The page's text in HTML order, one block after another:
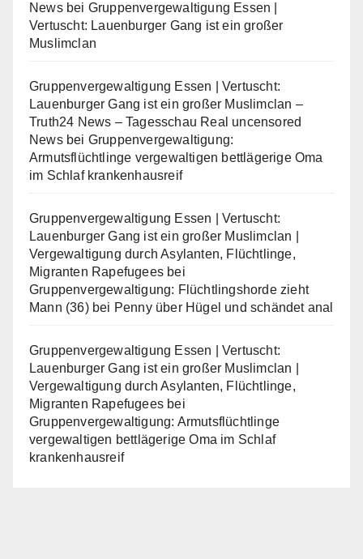
Newsbei Gruppenvergewaltigung Essen |
Vertuscht: Lauenburger Gang ist ein großer
Muslimclan
Gruppenvergewaltigung Essen | Vertuscht:
Lauenburger Gang ist ein großer Muslimclan –
Truth24 News – Tagesschau Real uncensored
Newsbei Gruppenvergewaltigung:
Armutsflüchtlinge vergewaltigen bettlägerige Oma
im Schlaf krankenhausreif
Gruppenvergewaltigung Essen | Vertuscht:
Lauenburger Gang ist ein großer Muslimclan |
Vergewaltigung durch Asylanten, Flüchtlinge,
Migranten Rapefugees bei
Gruppenvergewaltigung: Flüchtlingshorde zieht
Mann (36) bei Penny über Hügel und schändet anal
Gruppenvergewaltigung Essen | Vertuscht:
Lauenburger Gang ist ein großer Muslimclan |
Vergewaltigung durch Asylanten, Flüchtlinge,
Migranten Rapefugees bei
Gruppenvergewaltigung: Armutsflüchtlinge
vergewaltigen bettlägerige Oma im Schlaf
krankenhausreif